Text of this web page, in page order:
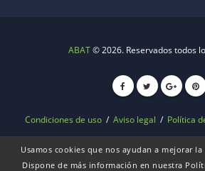
ABAT© 2026. Reservados todos
Condiciones de uso / Aviso legal / Política
Usamos cookies que nos ayudan a mejorar
Dispone de más información en nuestra